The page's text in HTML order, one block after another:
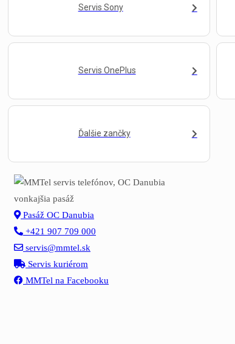
Servis Sony
Servis OnePlus
Ďalšie zančky
Pasáž OC Danubia
+421 907 709 000
servis@mmtel.sk
Servis kuriérom
MMTel na Facebooku